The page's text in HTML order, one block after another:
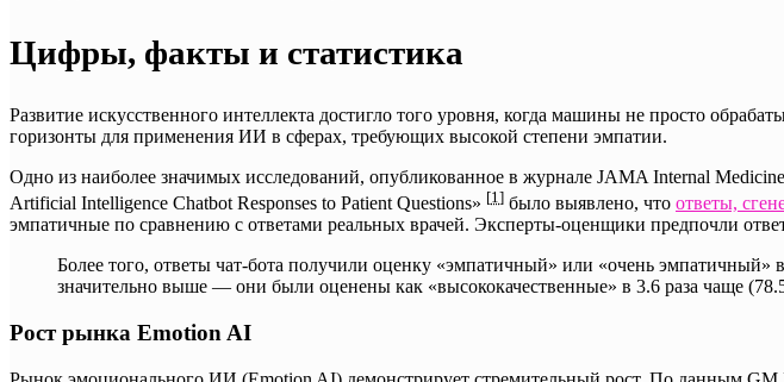
Цифры, факты и статистика
Развитие искусственного интеллекта достигло того уровня, когда машины не просто
горизонты для применения ИИ в сферах, требующих высокой степени эмпатии.
Одно из наиболее значимых исследований, опубликованное в журнале JAMA Internal
Artificial Intelligence Chatbot Responses to Patient Questions» [1 ] было выявлено, что ответы,
эмпатичные по сравнению с ответами реальных врачей. Эксперты-оценщики предпочли
Более того, ответы чат-бота получили оценку «эмпатичный» или «очень
значительно выше — они были оценены как «высококачественные» в 3.6 раза чаще
Рост рынка Emotion AI